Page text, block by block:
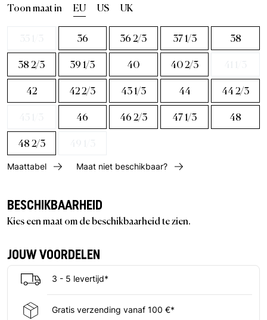
Toon maat in EU US UK
36 36 2/3 37 1/3
38
38 2/3
39 1/3 40 40 2/3
42
42 2/3 43 1/3 44
44 2/3
46 46 2/3 47 1/3
48
48 2/3
Maattabel Maat niet beschikbaar?
BESCHIKBAARHEID
Kies een maat om de beschikbaarheid te zien.
JOUW VOORDELEN
3 - 5 levertijd*
Gratis verzending vanaf 100 €*